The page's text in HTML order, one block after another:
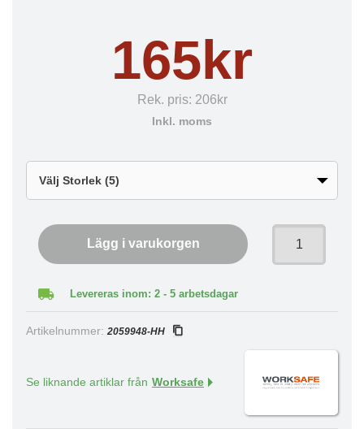
165kr
Rek. pris: 206kr
Inkl. moms
Lägg i varukorgen
Levereras inom: 2 - 5 arbetsdagar
Artikelnummer: 2059948-HH
Se liknande artiklar från Worksafe